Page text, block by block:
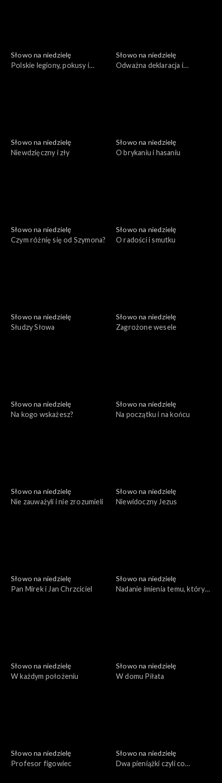
Słowo na niedzielę
Polskie legiony, pokusy i
Słowo na niedzielę
Odważna deklaracja i
Słowo na niedzielę
Niewdzięczny i zły
Słowo na niedzielę
O brykaniu i hasaniu
Słowo na niedzielę
Czym różnię się od Szymona?
Słowo na niedzielę
O radości i smutku
Słowo na niedzielę
Słudzy Słowa
Słowo na niedzielę
Zagrożone wesele
Słowo na niedzielę
Na kogo wskażesz?
Słowo na niedzielę
Na początku i na końcu
Słowo na niedzielę
Nie zauważyli i nie zrozumieli
Słowo na niedzielę
Niewidoczny Jezus
Słowo na niedzielę
Pan Mirek i Jan Chrzciciel
Słowo na niedzielę
Nadanie imienia temu, który
Słowo na niedzielę
W każdym położeniu
Słowo na niedzielę
W domu Piłata
Słowo na niedzielę
Profesor figowiec
Słowo na niedzielę
Dwa pieniążki czyli co